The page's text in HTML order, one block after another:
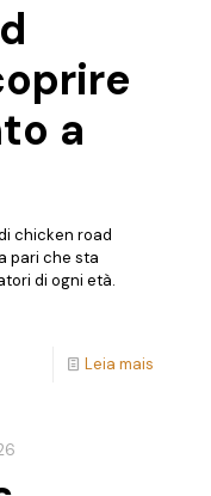
a
chicken road
pari che sta
di ogni età.
Leia mais